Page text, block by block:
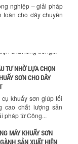
nghiệp – giải pháp
toàn cho dây chuyền
TƯ NHỜ LỰA CHỌN
SƠN CHO DÂY
pháp từ Công...
MÁY KHUẤY SƠN
SẢN XUẤT HIỆN
KIỆM – BỀN BỈ
máy khuấy sơn khí
toàn, tiết kiệm, bền
công nghiệp...
NGHIỀN DUNG MÔI